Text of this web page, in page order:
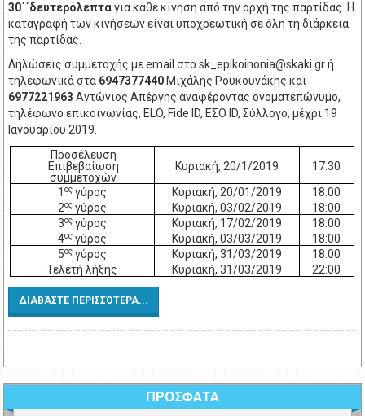
30΄΄δευτερόλεπταγια κάθε κίνηση από την αρχή της παρτίδας. Η
καταγραφή των κινήσεων είναι υποχρεωτική σε όλη τη διάρκεια
της παρτίδας.
Δηλώσεις συμμετοχής με email στο sk_epikoinonia@skaki.grή
τηλεφωνικά στα 6947377440 Μιχάλης Ρουκουνάκης και
6977221963 Αντώνιος Απέργης αναφέροντας ονοματεπώνυμο,
τηλέφωνο επικοινωνίας, ELO, Fide ID, ΕΣΟ ID, Σύλλογο, μέχρι 19
Ιανουαρίου 2019.
Προσέλευση
Επιβεβαίωση
συμμετοχών
Κυριακή, 20/1/2019
17:30
1 οςγύρος Κυριακή, 20/01/2019
18:00
2οςγύρος Κυριακή, 03/02/2019
18:00
3οςγύρος Κυριακή, 17/02/2019
18:00
4οςγύρος Κυριακή, 03/03/2019
18:00
5οςγύρος Κυριακή, 31/03/2019
18:00
Τελετή λήξης
Κυριακή, 31/03/2019 22:00
ΔΙΑΒΆΣΤΕ ΠΕΡΙΣΣΌΤΕΡΑ...
ΠΡΟΣΦΑΤΑ